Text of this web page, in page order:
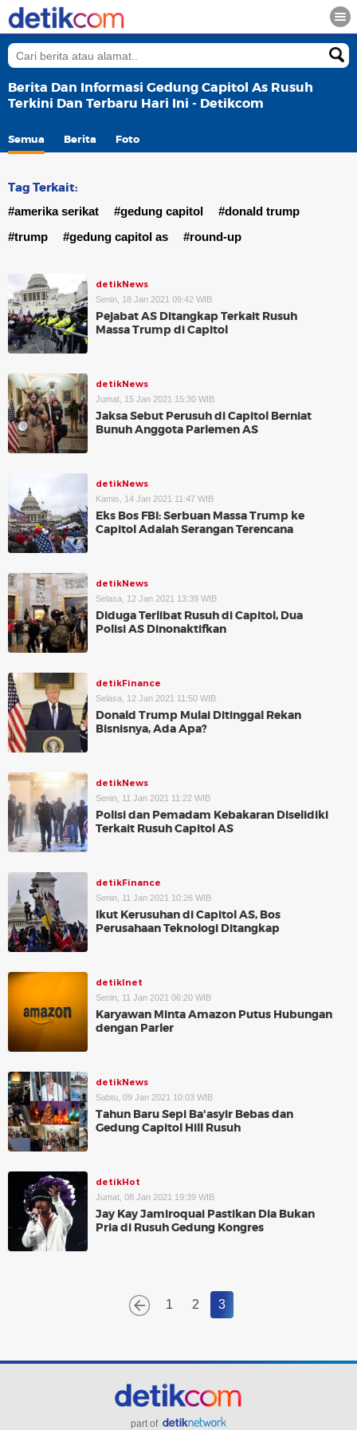
Berita Dan Informasi Gedung Capitol As Rusuh
Terkini Dan Terbaru Hari Ini - Detikcom
Semua Berita Foto
Tag Terkait:
#amerika serikat #gedung capitol
#donald trump
#trump
#gedung capitol as #round-up
detikNews
Senin, 18 Jan 2021 09:42 WIB
Pejabat AS Ditangkap Terkait Rusuh
Massa Trump di Capitol
detikNews
Jumat, 15 Jan 2021 15:30 WIB
Jaksa Sebut Perusuh di Capitol Berniat
Bunuh Anggota Parlemen AS
detikNews
Kamis, 14 Jan 2021 11:47 WIB
Eks Bos FBI: Serbuan Massa Trump ke
Capitol Adalah Serangan Terencana
detikNews
Selasa, 12 Jan 2021 13:39 WIB
Diduga Terlibat Rusuh di Capitol, Dua
Polisi AS Dinonaktifkan
detikFinance
Selasa, 12 Jan 2021 11:50 WIB
Donald Trump Mulai Ditinggal Rekan
Bisnisnya, Ada Apa?
detikNews
Senin, 11 Jan 2021 11:22 WIB
Polisi dan Pemadam Kebakaran Diselidiki
Terkait Rusuh Capitol AS
detikFinance
Senin, 11 Jan 2021 10:26 WIB
Ikut Kerusuhan di Capitol AS, Bos
Perusahaan Teknologi Ditangkap
detikInet
Senin, 11 Jan 2021 06:20 WIB
Karyawan Minta Amazon Putus Hubungan
dengan Parler
detikNews
Sabtu, 09 Jan 2021 10:03 WIB
Tahun Baru Sepi Ba'asyir Bebas dan
Gedung Capitol Hill Rusuh
detikHot
Jumat, 08 Jan 2021 19:39 WIB
Jay Kay Jamiroquai Pastikan Dia Bukan
Pria di Rusuh Gedung Kongres
1 2 3
part of